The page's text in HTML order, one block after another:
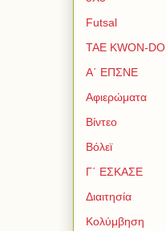
Futsal
TAE KWON-DO
Α΄ ΕΠΣΝΕ
Αφιερώματα
Βίντεο
Βόλεϊ
Γ΄ ΕΣΚΑΣΕ
Διαιτησία
Κολύμβηση